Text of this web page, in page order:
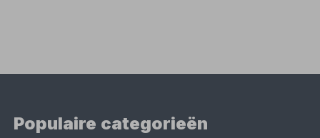
Populaire categorieën